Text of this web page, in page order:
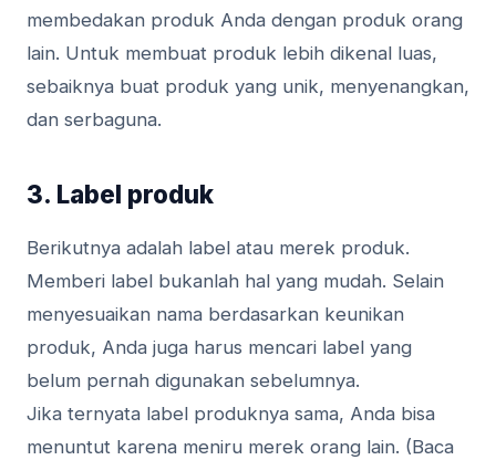
membedakan produk Anda dengan produk orang
lain. Untuk membuat produk lebih dikenal luas,
sebaiknya buat produk yang unik, menyenangkan,
dan serbaguna.
3. Label produk
Berikutnya adalah label atau merek produk.
Memberi label bukanlah hal yang mudah. Selain
menyesuaikan nama berdasarkan keunikan
produk, Anda juga harus mencari label yang
belum pernah digunakan sebelumnya.
Jika ternyata label produknya sama, Anda bisa
menuntut karena meniru merek orang lain. (Baca